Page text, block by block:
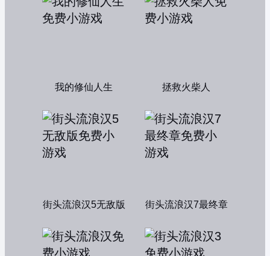
我的修仙人生 拯救火柴人
街头流浪汉5无敌版 街头流浪汉7最终章